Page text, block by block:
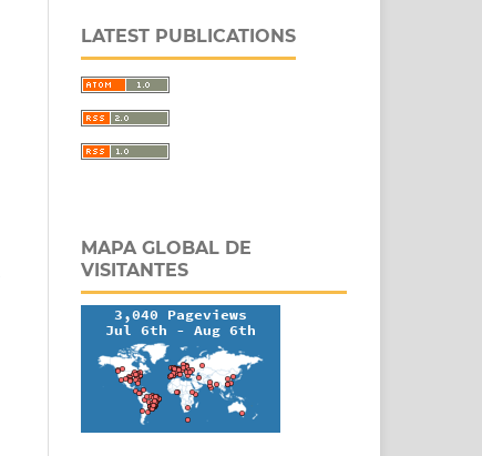
LATEST PUBLICATIONS
MAPA GLOBAL DE
VISITANTES